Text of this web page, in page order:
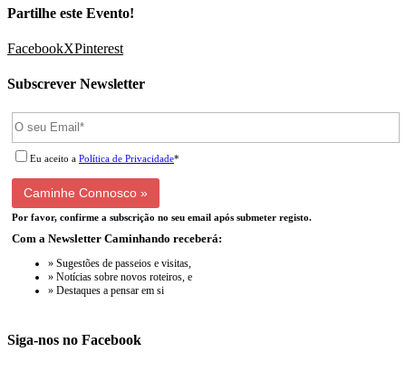
Partilhe este Evento!
FacebookXPinterest
Subscrever Newsletter
Eu aceito a Política de Privacidade*
Por favor, confirme a subscrição no seu email após submeter registo.
Com a Newsletter Caminhando receberá:
» Sugestões de passeios e visitas,
» Notícias sobre novos roteiros, e
» Destaques a pensar em si
Siga-nos no Facebook